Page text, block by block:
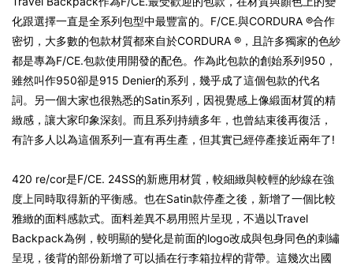
化跟選擇一直是全系列包型中最豐富的。F/CE.與CORDURA ®合作
密切，大多數的包款材質都來自於CORDURA ®，且許多獨家的色紗
都是專為F/CE.包款使用開發的配色。作為此包款的創始系列950，
雖然叫作950卻是915 Denier的系列，幾乎成了這個包款的代名
詞。另一個大家也很熟悉的Satin系列，因視覺感上像緞面材質的精
緻感，讓大家印象深刻。而且系列持續多年，也曾結束後再復活，
有許多人以為這個系列一直有再生產，但其實已經停產接近兩年了!
420 re/cor是F/CE. 24SS的新應用材質，較細緻與較輕的紗線在強
度上同時取得新的平衡感。也在Satin款停產之後，新增了一個比較
雅緻的面料感款式。面料差異不易用照片呈現，不過以Travel
Backpack為例，較明顯的變化是前面的logo改成與包身同色的刺繡
呈現，後背的部份新增了可以插在行李箱拉桿的背帶。這幾次出國